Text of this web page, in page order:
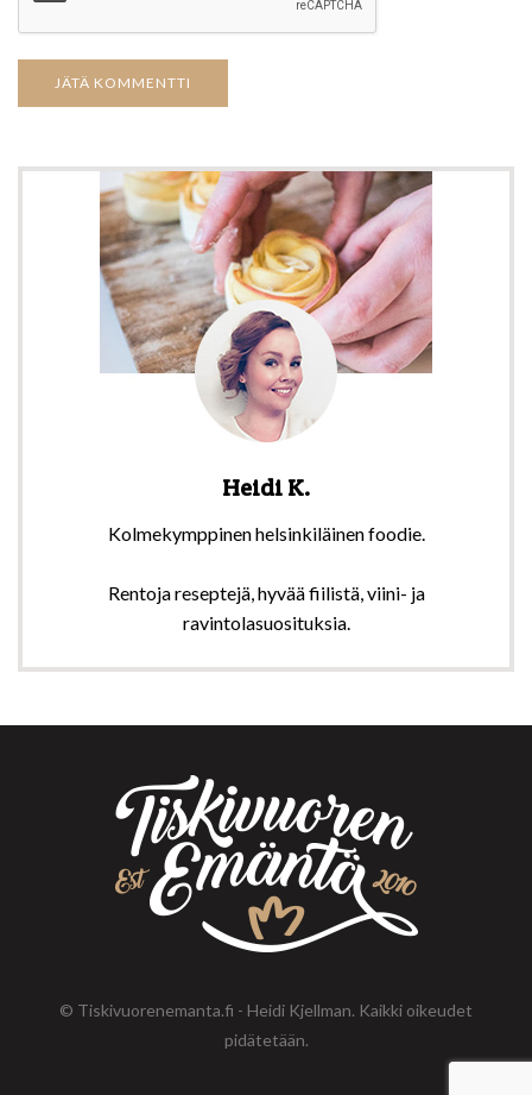
Heidi K.
Kolmekymppinen helsinkiläinen foodie.
Rentoja reseptejä, hyvää fiilistä, viini- ja
ravintolasuosituksia.
© Tiskivuorenemanta.fi - Heidi Kjellman. Kaikki oikeudet
pidätetään.